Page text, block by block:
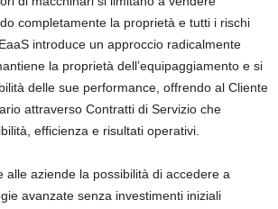
completamente la proprietà e tutti i rischi
introduce un approccio radicalmente
la proprietà dell’equipaggiamento e si
delle sue performance, offrendo al Cliente
attraverso Contratti di Servizio che
efficienza e risultati operativi.
alle aziende la possibilità di accedere a
avanzate senza investimenti iniziali